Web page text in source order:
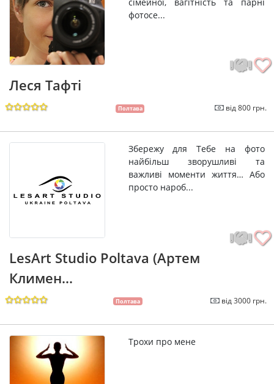
фотосе...
Леся Тафті
Полтава від 800 грн.
Збережу для Тебе на фото
найбільш зворушливі та
важливі моменти життя… Або
просто нароб...
LesArt Studio Poltava (Артем
Климен...
Полтава від 3000 грн.
Трохи про мене